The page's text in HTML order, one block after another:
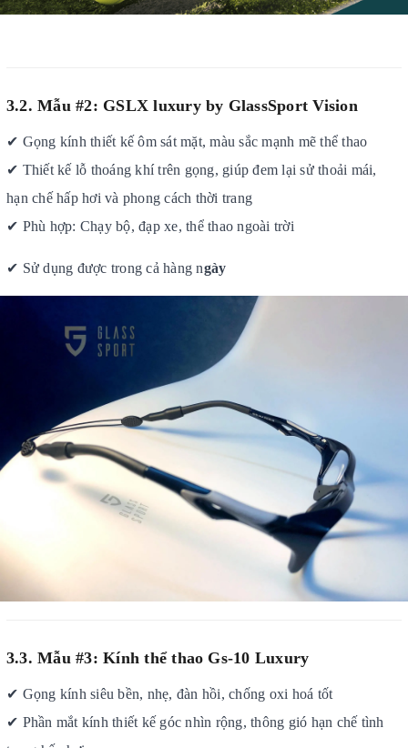
3.2. Mẫu #2: GSLX luxury by GlassSport Vision
✔ Gọng kính thiết kế ôm sát mặt, màu sắc mạnh mẽ thể thao
✔ Thiết kế lỗ thoáng khí trên gọng, giúp đem lại sử thoải mái,
hạn chế hấp hơi và phong cách thời trang
✔ Phù hợp: Chạy bộ, đạp xe, thể thao ngoài trời
✔ Sử dụng được trong cả hàng ngày
3.3. Mẫu #3: Kính thể thao Gs-10 Luxury
✔ Gọng kính siêu bền, nhẹ, đàn hồi, chống oxi hoá tốt
✔ Phần mắt kính thiết kế góc nhìn rộng, thông gió hạn chế tình